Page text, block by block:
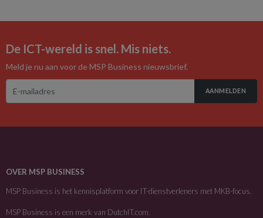
De ICT-wereld is snel. Mis niets.
Meld je nu aan voor de MSP Business nieuwsbrief.
AANMELDEN
OVER MSP BUSINESS
MSP Business is het kennisplatform voor IT-dienstverleners met MKB-focus.
MSP Business is een merk van DutchIT.com.